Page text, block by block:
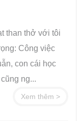
than thở với tôi
Công việc
con cái học
ng...
Xem thêm >